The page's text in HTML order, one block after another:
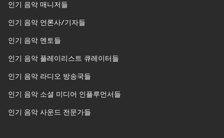
인기 음악 매니저들
인기 음악 언론사/기자들
인기 음악 멘토들
인기 음악 플레이리스트 큐레이터들
인기 음악 라디오 방송국들
인기 음악 소셜 미디어 인플루언서들
인기 음악 사운드 전문가들